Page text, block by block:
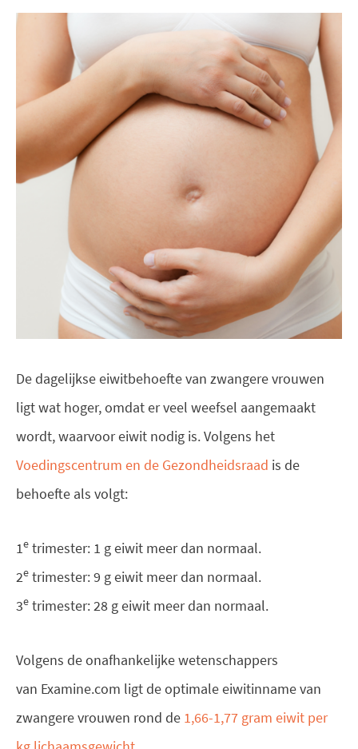
De dagelijkse eiwitbehoefte van zwangere vrouwen
ligt wat hoger, omdat er veel weefsel aangemaakt
wordt, waarvoor eiwit nodig is. Volgens het
Voedingscentrum en de Gezondheidsraad is de
behoefte als volgt:
1e trimester: 1 g eiwit meer dan normaal.
2e trimester: 9 g eiwit meer dan normaal.
3e trimester: 28 g eiwit meer dan normaal.
Volgens de onafhankelijke wetenschappers
van Examine.com ligt de optimale eiwitinname van
zwangere vrouwen rond de 1,66-1,77 gram eiwit per